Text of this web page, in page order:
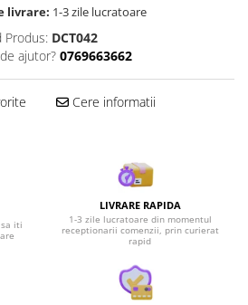
livrare: 1-3 zile lucratoare
Produs: DCT042
ajutor? 0769663662
Cere informatii
iti
LIVRARE RAPIDA
1-3 zile lucratoare din momentul
receptionarii comenzii, prin curierat
rapid